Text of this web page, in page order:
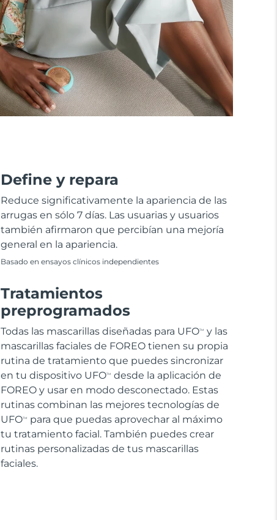
Define y repara
Reduce significativamente la apariencia de las
arrugas en sólo 7 días. Las usuarias y usuarios
también afirmaron que percibían una mejoría
general en la apariencia.
Basado en ensayos clínicos independientes
Tratamientos
preprogramados
Todas las mascarillas diseñadas para UFOTM
y las
mascarillas faciales de FOREO tienen su propia
rutina de tratamiento que puedes sincronizar
en tu dispositivo UFOTM
desde la aplicación de
FOREO y usar en modo desconectado. Estas
rutinas combinan las mejores tecnologías de
UFOTM
para que puedas aprovechar al máximo
tu tratamiento facial. También puedes crear
rutinas personalizadas de tus mascarillas
faciales.